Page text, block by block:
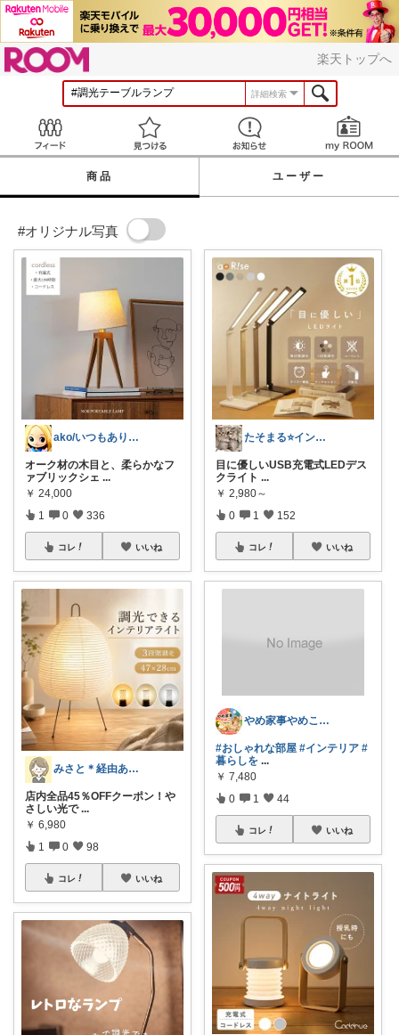
楽天トップへ
詳細検索
見つける お知らせ
商品 ユーザー
#オリジナル写真
ako/いつもありがとう🌈5日感謝
オーク材の木目と、柔らかなフ
ァブリックシェ ...
￥ 24,000
1 0 336
コレ いいね
みさと＊経由ありがとうございます🧡
店内全品45％OFFクーポン！や
さしい光で ...
￥ 6,980
1 0 98
コレ いいね
たそまる⭐️インテリア雑貨
目に優しいUSB充電式LEDデス
クライト ...
￥ 2,980～
0 1 152
コレ いいね
やめ家事やめこ♡一軍インテリア
#おしゃれな部屋 #インテリア #
暮らしを ...
￥ 7,480
0 1 44
コレ いいね